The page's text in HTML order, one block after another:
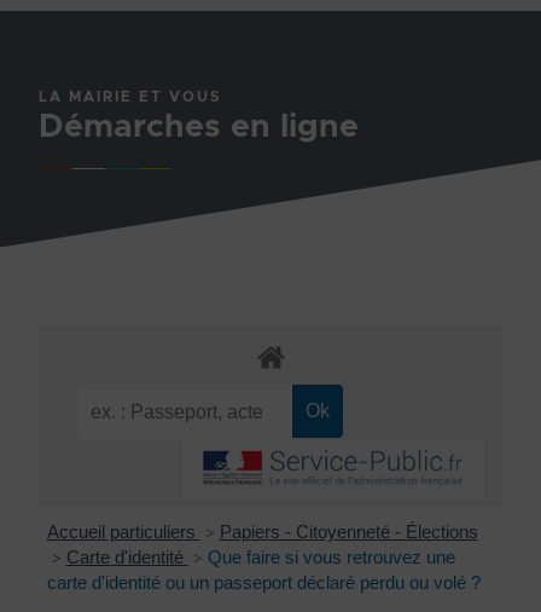
LA MAIRIE ET VOUS
Démarches en ligne
Accueil particuliers > Papiers - Citoyenneté - Élections
> Carte d'identité > Que faire si vous retrouvez une
carte d'identité ou un passeport déclaré perdu ou volé ?